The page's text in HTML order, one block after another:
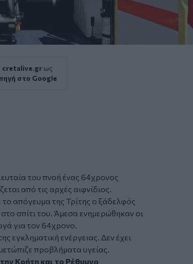
cretalive.gr ως
στο Google
του πνοή ένας 64χρονος
από τις αρχές αιφνίδιος.
απόγευμα της Τρίτης ο ξάδελφός
σπίτι του. Άμεσα ενημερώθηκαν οι
για τον 64χρονο.
εγκληματική ενέργειας. Δεν έχει
προβλήματα υγείας.
Κρήτη και το Ρέθυμνο